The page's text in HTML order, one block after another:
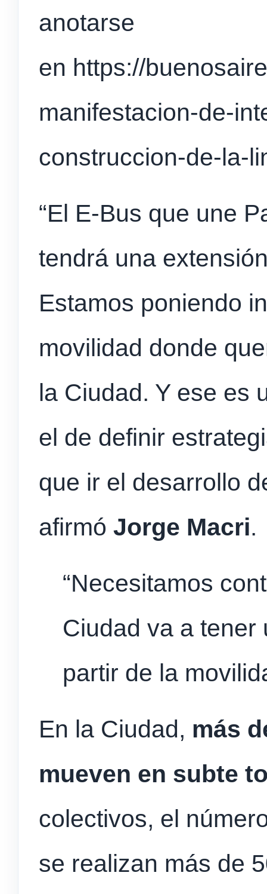
anotarse
en https://
manifestacion-de-
construccion-de-la-
“El E-Bus que une
tendrá una
Estamos poniendo
movilidad donde
la Ciudad. Y ese es
el de definir
que ir el desarrollo
afirmó Jorge Macri.
“Necesitamos
Ciudad va a tener
partir de la
En la Ciudad, más
mueven en subte
colectivos, el
se realizan más de